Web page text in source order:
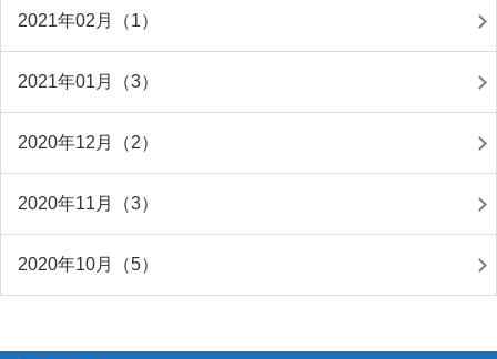
2021年02月（1）
2021年01月（3）
2020年12月（2）
2020年11月（3）
2020年10月（5）